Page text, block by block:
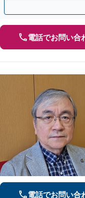
電話でお問い合
電話でお問い合